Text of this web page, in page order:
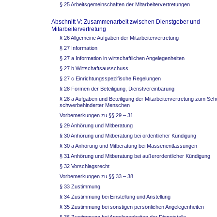
§ 25 Arbeitsgemeinschaften der Mitarbeitervertretungen
Abschnitt V: Zusammenarbeit zwischen Dienstgeber und
Mitarbeitervertretung
§ 26 Allgemeine Aufgaben der Mitarbeitervertretung
§ 27 Information
§ 27 a Information in wirtschaftlichen Angelegenheiten
§ 27 b Wirtschaftsausschuss
§ 27 c Einrichtungsspezifische Regelungen
§ 28 Formen der Beteiligung, Dienstvereinbarung
§ 28 a Aufgaben und Beteiligung der Mitarbeitervertretung zum
schwerbehinderter Menschen
Vorbemerkungen zu §§ 29 – 31
§ 29 Anhörung und Mitberatung
§ 30 Anhörung und Mitberatung bei ordentlicher Kündigung
§ 30 a Anhörung und Mitberatung bei Massenentlassungen
§ 31 Anhörung und Mitberatung bei außerordentlicher Kündigung
§ 32 Vorschlagsrecht
Vorbemerkungen zu §§ 33 – 38
§ 33 Zustimmung
§ 34 Zustimmung bei Einstellung und Anstellung
§ 35 Zustimmung bei sonstigen persönlichen Angelegenheiten